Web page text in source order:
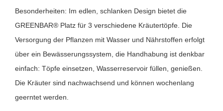
Besonderheiten: Im edlen, schlanken Design bietet die
GREENBAR® Platz für 3 verschiedene Kräutertöpfe. Die
Versorgung der Pflanzen mit Wasser und Nährstoffen erfolgt
über ein Bewässerungssystem, die Handhabung ist denkbar
einfach: Töpfe einsetzen, Wasserreservoir füllen, genießen.
Die Kräuter sind nachwachsend und können wochenlang
geerntet werden.